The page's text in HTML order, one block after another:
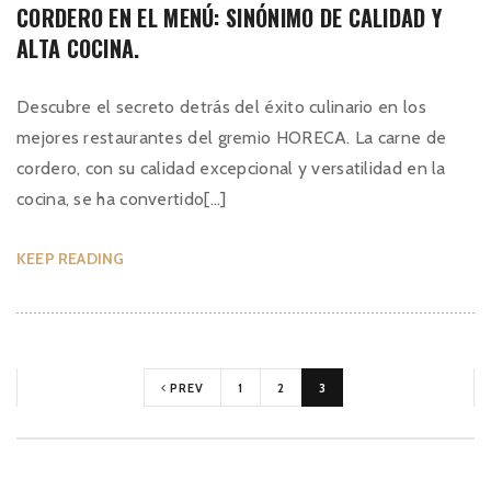
CORDERO EN EL MENÚ: SINÓNIMO DE CALIDAD Y
ALTA COCINA.
Descubre el secreto detrás del éxito culinario en los
mejores restaurantes del gremio HORECA. La carne de
cordero, con su calidad excepcional y versatilidad en la
cocina, se ha convertido[...]
KEEP READING
PREV 1 2 3